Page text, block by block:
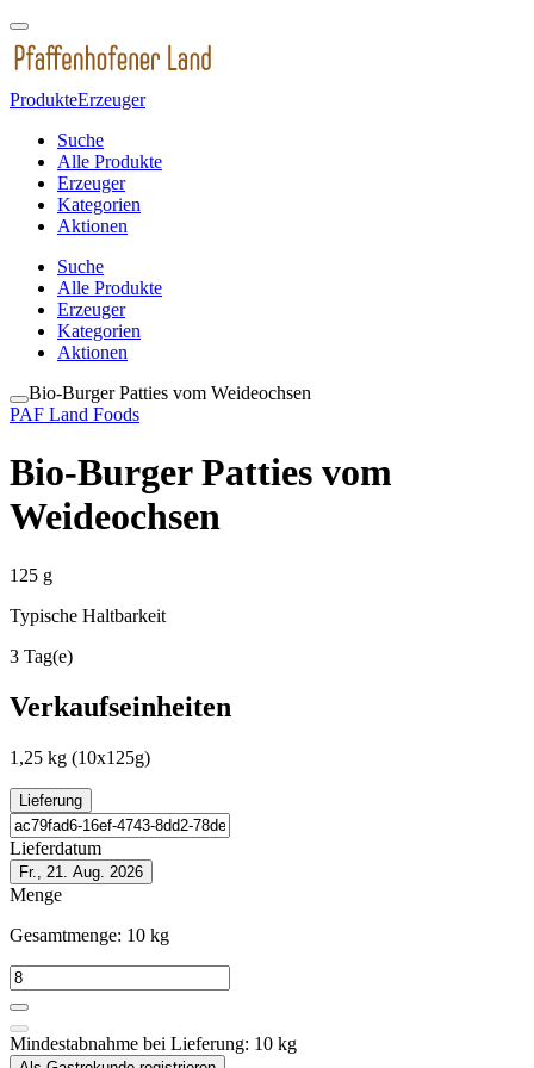
ProdukteErzeuger
Suche
Alle Produkte
Erzeuger
Kategorien
Aktionen
Suche
Alle Produkte
Erzeuger
Kategorien
Aktionen
Bio-Burger Patties vom Weideochsen
PAF Land Foods
Bio-Burger Patties vom
Weideochsen
125 g
Typische Haltbarkeit
3 Tag(e)
Verkaufseinheiten
1,25 kg (10x125g)
Lieferung
Lieferdatum
Fr., 21. Aug. 2026
Menge
Gesamtmenge: 10 kg
Mindestabnahme bei Lieferung: 10 kg